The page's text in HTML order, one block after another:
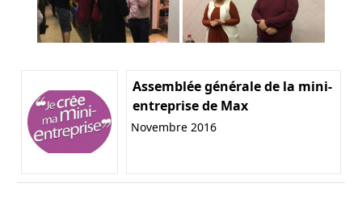
Assemblée générale de la mini-
entreprise de Max
Novembre 2016